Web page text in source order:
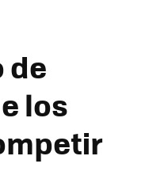
de
los